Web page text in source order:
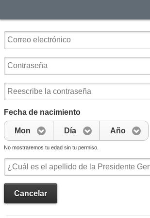
Fecha de nacimiento
Mon Día Año
No mostraremos tu edad sin tu permiso.
Cancelar